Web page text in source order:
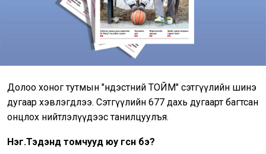
Долоо хоног тутмын "Үндэстний ТОЙМ" сэтгүүлийн шинэ
дугаар хэвлэгдлээ. Сэтгүүлийн 677 дахь дугаарт багтсан
онцлох нийтлэлүүдээс танилцуулъя.
Нэг.Тэдэнд томчууд юу өгсөн бэ?